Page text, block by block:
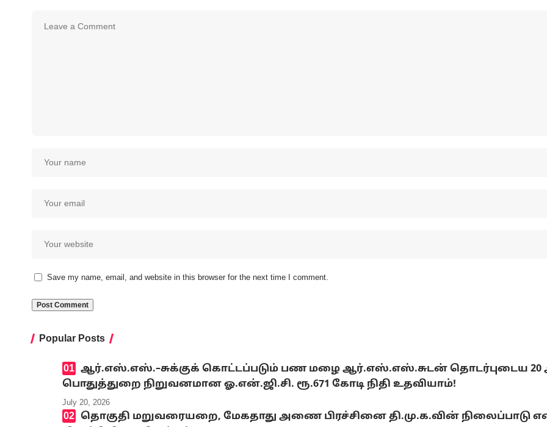
Save my name, email, and website in this browser for the next time I comment.
Popular Posts
ஆர்.எஸ்.எஸ்.–சுக்குக் கொட்டப்படும் பண மழை ஆர்.எஸ்.எஸ்.சுடன் தொடர்புடைய 20
பொதுத்துறை நிறுவனமான ஓ.என்.ஜி.சி. ரூ.671 கோடி நிதி உதவியாம்!
July 20, 2026
தொகுதி மறுவரையறை, மேகதாது அணை பிரச்சினை தி.மு.க.வின் நிலைப்பாடு